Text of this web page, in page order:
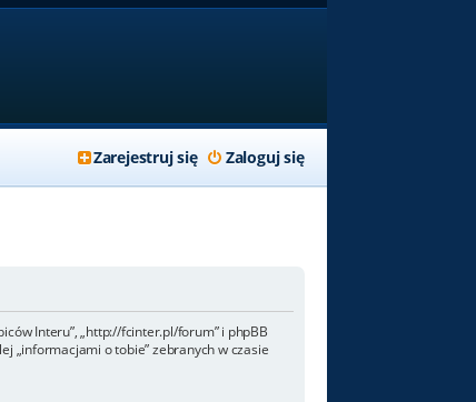
Zaloguj się
Zarejestruj się
Interu”, „http://fcinter.pl/forum” i phpBB
„informacjami o tobie” zebranych w czasie